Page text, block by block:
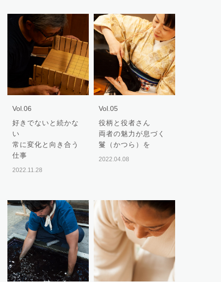
Vol.06
好きでないと続かな
い
常に変化と向き合う
仕事
2022.11.28
Vol.05
役柄と役者さん
両者の魅力が息づく
鬘（かつら）を
2022.04.08